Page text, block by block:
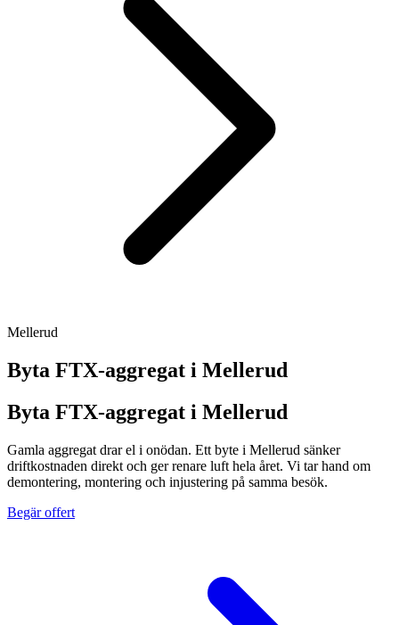
Mellerud
Byta FTX-aggregat i Mellerud
Byta FTX-aggregat i Mellerud
Gamla aggregat drar el i onödan. Ett byte i Mellerud sänker
driftkostnaden direkt och ger renare luft hela året. Vi tar hand om
demontering, montering och injustering på samma besök.
Begär offert